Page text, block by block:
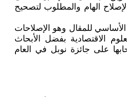
الهام والمطلوب لتصحيح
الأساسي للمقال وهو الإصلاحات
الاقتصادية بفضل الأبحاث
على جائزة نوبل في العام